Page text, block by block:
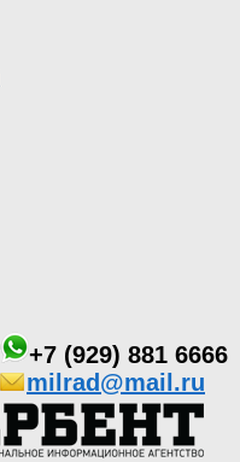
+7 (929) 881 6666
milrad@mail.ru